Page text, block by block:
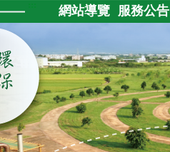
網站導覽 服務公告